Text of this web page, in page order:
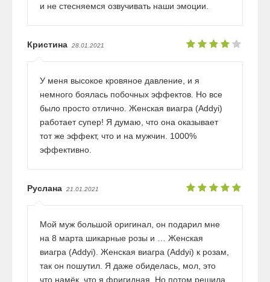
и не стесняемся озвучивать наши эмоции.
Кристина 28.01.2021
У меня высокое кровяное давление, и я
немного боялась побочных эффектов. Но все
было просто отлично. Женская виагра (Addyi)
работает супер! Я думаю, что она оказывает
тот же эффект, что и на мужчин. 1000%
эффективно.
Руслана 21.01.2021
Мой муж большой оригинал, он подарил мне
на 8 марта шикарные розы и … Женская
виагра (Addyi). Женская виагра (Addyi) к розам,
так он пошутил. Я даже обиделась, мол, это
что намёк, что я фригидная. Но потом решила